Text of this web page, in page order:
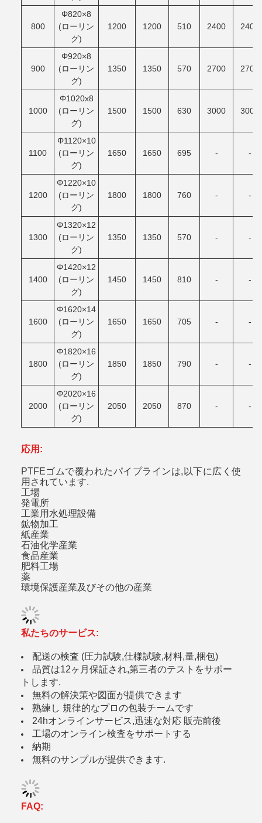
800
Φ820×8
(ローリン
グ)
1200 1200 510 2400 2400
900
Φ920×8
(ローリン
グ)
1350 1350 570 2700 2700
1000
Φ1020x8
(ローリン
グ)
1500 1500 630 3000 3000
1100
Φ1120×10
(ローリン
グ)
1650 1650 695 - -
1200
Φ1220×10
(ローリン
グ)
1800 1800 760 - -
1300
Φ1320×12
(ローリン
グ)
1350 1350 570 - -
1400
Φ1420×12
(ローリン
グ)
1450 1450 810 - -
1600
Φ1620×14
(ローリン
グ)
1650 1650 705 - -
1800
Φ1820×16
(ローリン
グ)
1850 1850 790 - -
2000
Φ2020×16
(ローリン
グ)
2050 2050 870 - -
応用:
PTFEゴムで覆われたパイプラインは,以下に広く使
用されています.
工場
発電所
工業用水処理設備
鉱物加工
紙産業
石油化学産業
食品産業
肥料工場
薬
環境保護産業及びその他の産業
私たちのサービス:
配送の検査 (圧力試験,仕様試験,材料,量,梱包)
品質は12ヶ月保証され,第三者のテストをサポー
トします.
無料の解決策や図面が提供できます
熟練し 規律的なプロの包装チームです
24hオンラインサービス,迅速な対応 販売前後
工場のオンライン検査をサポートする
納期
無料のサンプルが提供できます.
FAQ: